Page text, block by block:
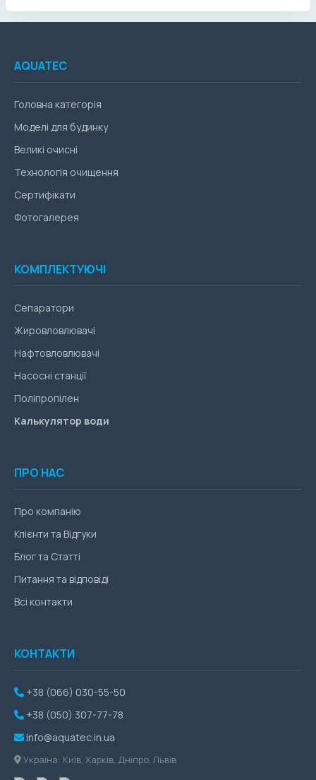
AQUATEC
Головна категорія
Моделі для будинку
Великі очисні
Технологія очищення
Сертифікати
Фотогалерея
КОМПЛЕКТУЮЧІ
Сепаратори
Жировловлювачі
Нафтовловлювачі
Насосні станції
Поліпропілен
Калькулятор води
ПРО НАС
Про компанію
Клієнти та Відгуки
Блог та Статті
Питання та відповіді
Всі контакти
КОНТАКТИ
+38 (066) 030-55-50
+38 (050) 307-77-78
info@aquatec.in.ua
Україна: Київ, Харків, Дніпро, Львів